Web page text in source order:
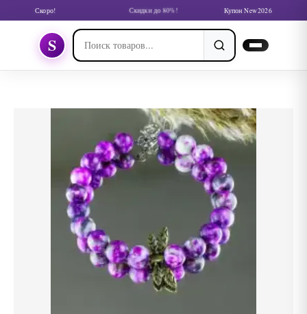
Скоро! Скидки до 80%! Купон New2026
S